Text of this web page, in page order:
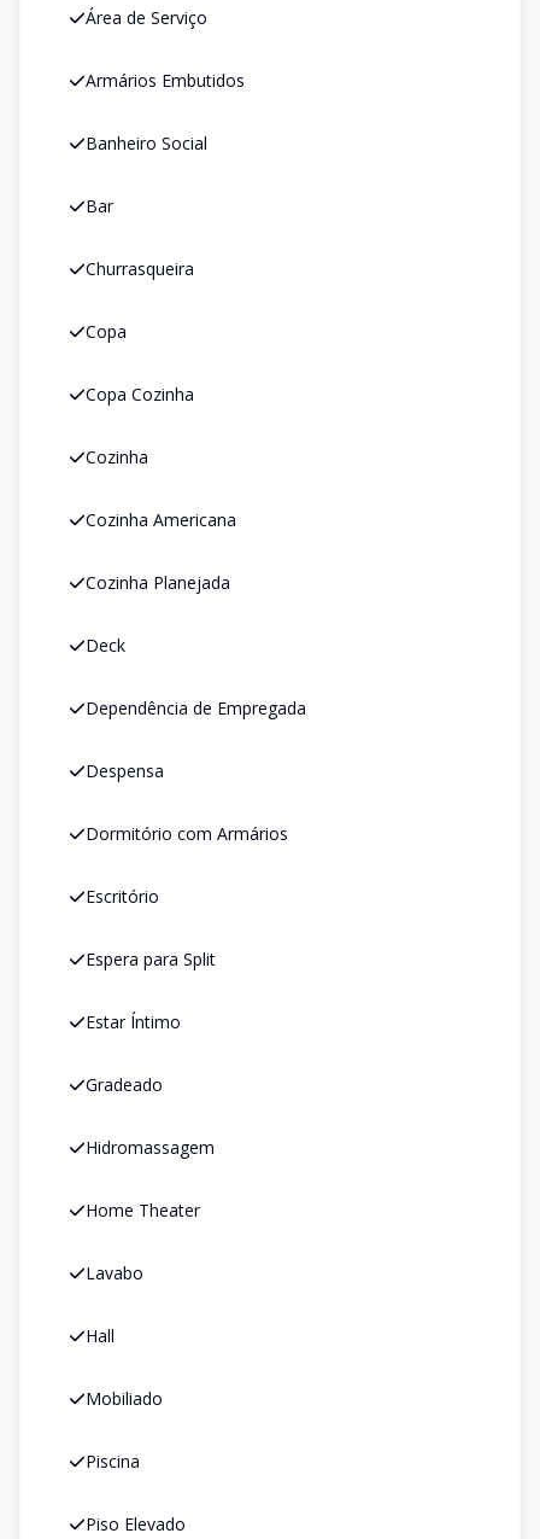
Área de Serviço
Armários Embutidos
Banheiro Social
Bar
Churrasqueira
Copa
Copa Cozinha
Cozinha
Cozinha Americana
Cozinha Planejada
Deck
Dependência de Empregada
Despensa
Dormitório com Armários
Escritório
Espera para Split
Estar Íntimo
Gradeado
Hidromassagem
Home Theater
Lavabo
Hall
Mobiliado
Piscina
Piso Elevado